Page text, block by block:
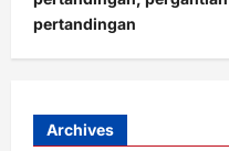
pertandingan
Archives